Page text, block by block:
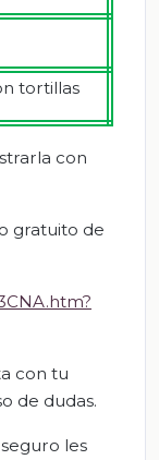
tortillas
con
gratuito de
con tu
de dudas.
les